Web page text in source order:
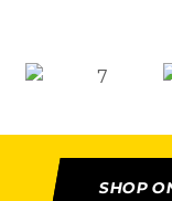
SHOP